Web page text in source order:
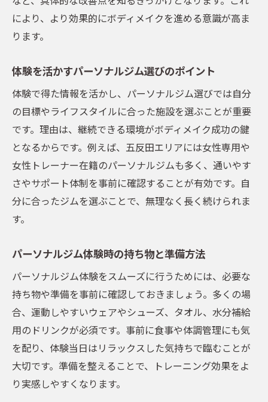
により、より効果的にボディメイクを進める意識が高ま
ります。
体験を活かすパーソナルジム選びのポイント
体験で得た情報を活かし、パーソナルジム選びでは自分
の目標やライフスタイルに合った施設を選ぶことが重要
です。理由は、継続できる環境がボディメイク成功の鍵
となるからです。例えば、五反田エリアには女性専用や
女性トレーナー在籍のパーソナルジムも多く、通いやす
さやサポート体制を事前に確認することが有効です。自
分に合ったジムを選ぶことで、無理なく長く続けられま
す。
パーソナルジム体験時の持ち物と準備方法
パーソナルジム体験をスムーズに行うためには、必要な
持ち物や準備を事前に確認しておきましょう。多くの場
合、運動しやすいウェアやシューズ、タオル、水分補給
用のドリンクが必須です。事前に食事や体調管理にも気
を配り、体験当日はリラックスした気持ちで臨むことが
大切です。準備を整えることで、トレーニング効果をよ
り実感しやすくなります。